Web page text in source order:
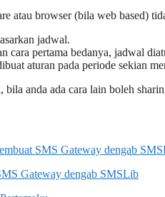
atau browser (bila web based)
jadwal.
cara pertama bedanya, jadwal
aturan pada periode sekian
bila anda ada cara lain boleh
Gateway dengab SMSLib